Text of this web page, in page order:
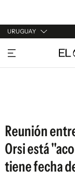
URUGUAY
URUGUAY
ARGENTINA
Reunión
Orsi está
tiene fecha